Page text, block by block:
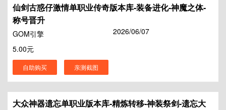
仙剑古惑仔激情单职业传奇版本库-装备进化-神魔之体-
称号晋升
GOM引擎
2026/06/07
5.00元
自助购买 亲测截图
大众神器遗忘单职业版本库-精炼转移-神装祭剑-遗忘大